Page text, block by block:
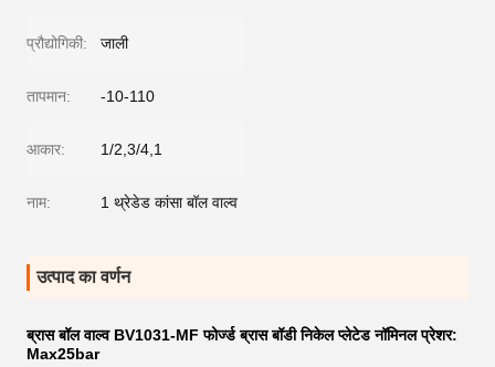
प्रौद्योगिकी: जाली
तापमान: -10-110
आकार: 1/2,3/4,1
नाम: 1 थ्रेडेड कांसा बॉल वाल्व
उत्पाद का वर्णन
ब्रास बॉल वाल्व BV1031-MF फोर्ज्ड ब्रास बॉडी निकेल प्लेटेड नॉमिनल प्रेशर:
Max25bar